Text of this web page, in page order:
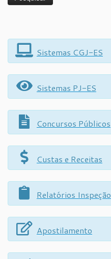
Sistemas CGJ-ES
Sistemas PJ-ES
Concursos Públicos
Custas e Receitas
Relatórios Inspeção
Apostilamento